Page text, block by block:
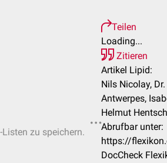
zu speichern.
Teilen
Loading...
Zitieren
Artikel Lipid:
Nils Nicolay,
Antwerpes,
Helmut
Abrufbar unter:
https://
DocCheck